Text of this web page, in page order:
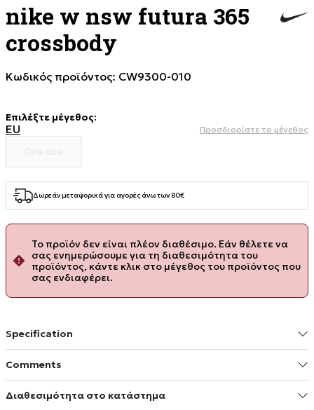
nike w nsw futura 365
crossbody
Κωδικός προϊόντος: CW9300-010
Επιλέξτε μέγεθος:
EU Προσδιορίστε το μέγεθος
Δωρεάν μεταφορικά για αγορές άνω των 80€
Το προϊόν δεν είναι πλέον διαθέσιμο. Εάν θέλετε να
σας ενημερώσουμε για τη διαθεσιμότητα του
προϊόντος, κάντε κλικ στο μέγεθος του προϊόντος που
σας ενδιαφέρει.
Specification
Comments
Διαθεσιμότητα στο κατάστημα